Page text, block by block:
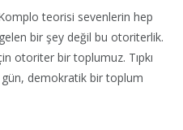
teorisi sevenlerin hep
bir şey değil bu otoriterlik.
otoriter bir toplumuz. Tıpkı
demokratik bir toplum